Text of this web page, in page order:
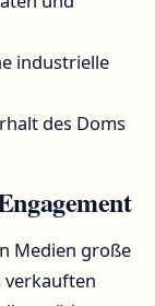
industrielle
des Doms
Medien große
verkauften